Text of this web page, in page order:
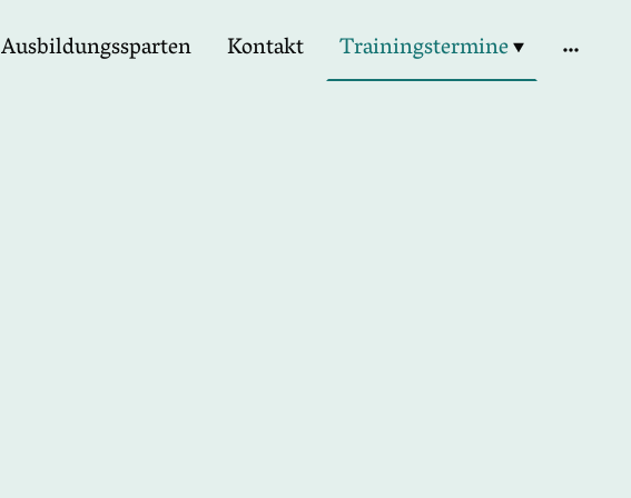
Ausbildungssparten Kontakt Trainingstermine